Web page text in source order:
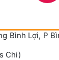
Bình Lợi, P
Chi)